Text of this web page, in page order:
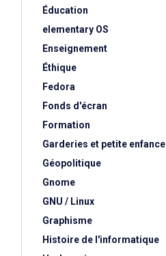
Éducation
elementary OS
Enseignement
Éthique
Fedora
Fonds d'écran
Formation
Garderies et petite enfance
Géopolitique
Gnome
GNU / Linux
Graphisme
Histoire de l'informatique